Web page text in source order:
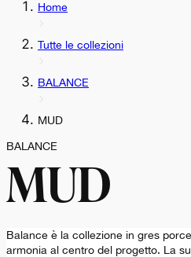
Home
Tutte le collezioni
BALANCE
MUD
BALANCE
MUD
Balance è la collezione in gres
armonia al centro del progetto. La